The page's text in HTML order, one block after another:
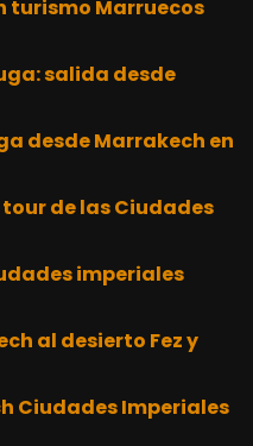
turismo Marruecos
salida desde
desde Marrakech en
de las Ciudades
imperiales
al desierto Fez y
Ciudades Imperiales